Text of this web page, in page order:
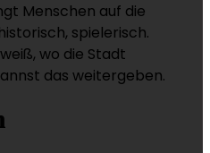
Menschen auf die
spielerisch.
wo die Stadt
das weitergeben.